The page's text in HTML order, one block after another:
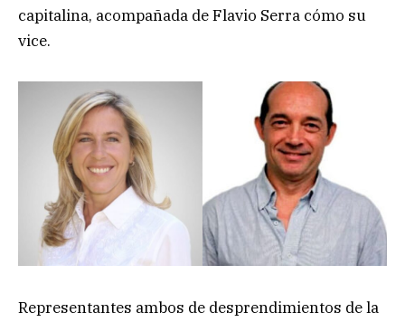
capitalina, acompañada de Flavio Serra cómo su
vice.
Representantes ambos de desprendimientos de la